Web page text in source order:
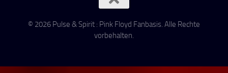
© 2026 Pulse & Spirit : Pink Floyd Fanbasis. Alle Rechte
vorbehalten.